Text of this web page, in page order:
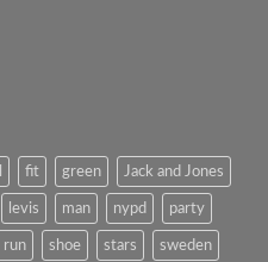
fit green Jack and Jones
levis man nypd party
run shoe stars sweden